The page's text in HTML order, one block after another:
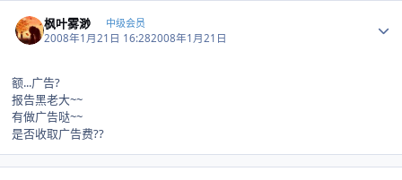
枫叶雾渺 中级会员
2008年1月21日 16:282008年1月21日
额...广告?
报告黑老大~~
有做广告哒~~
是否收取广告费??